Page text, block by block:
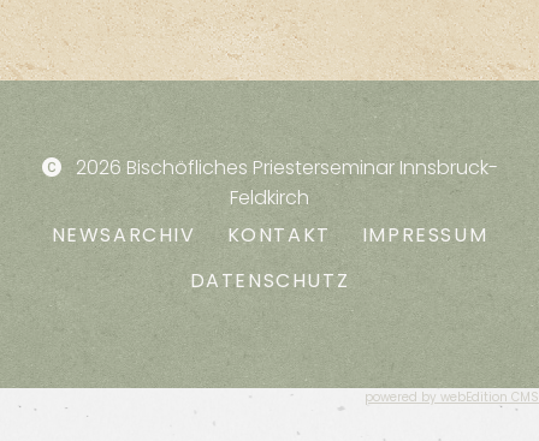
2026 Bischöfliches Priesterseminar Innsbruck-
Feldkirch
NEWSARCHIV
KONTAKT
IMPRESSUM
DATENSCHUTZ
powered by webEdition CMS